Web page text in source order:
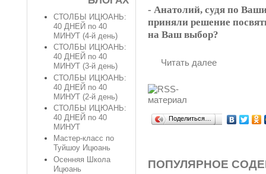
- Анатолий, судя по
приняли решение
на Ваш выбор?
Читать далее
Поделиться…
ПОПУЛЯРНОЕ
СТОЛБЫ ИЦЮАНЬ:
40 ДНЕЙ по 40
МИНУТ (4-й день)
СТОЛБЫ ИЦЮАНЬ:
40 ДНЕЙ по 40
МИНУТ (3-й день)
СТОЛБЫ ИЦЮАНЬ:
40 ДНЕЙ по 40
МИНУТ (2-й день)
СТОЛБЫ ИЦЮАНЬ:
40 ДНЕЙ по 40
МИНУТ
Мастер-класс по
Туйшоу Ицюань
Осенняя Школа
Ицюань